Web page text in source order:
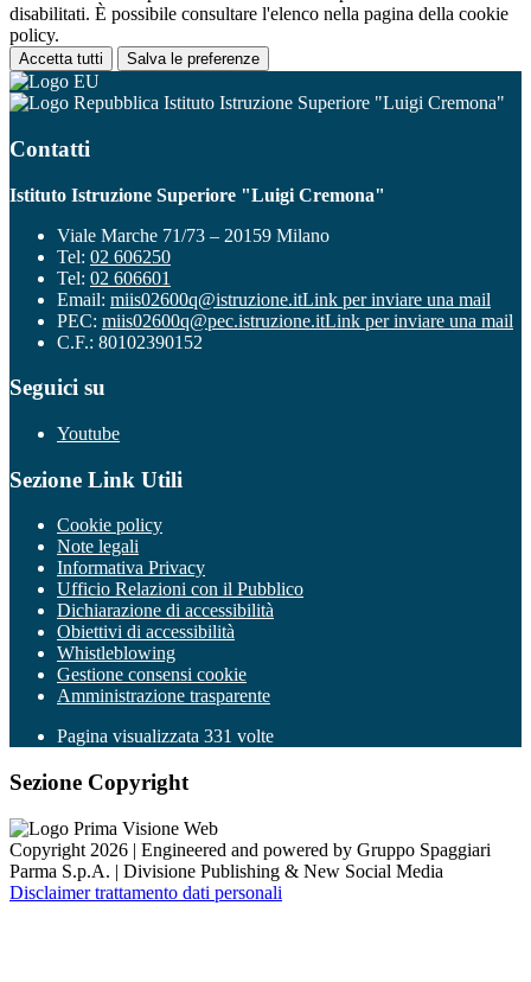
disabilitati. È possibile consultare l'elenco nella pagina della cookie
policy.
Accetta tutti Salva le preferenze
Istituto Istruzione Superiore "Luigi Cremona"
Contatti
Istituto Istruzione Superiore "Luigi Cremona"
Viale Marche 71/73 – 20159 Milano
Tel: 02 606250
Tel: 02 606601
Email: miis02600q@istruzione.itLink per inviare una mail
PEC: miis02600q@pec.istruzione.itLink per inviare una mail
C.F.: 80102390152
Seguici su
Youtube
Sezione Link Utili
Cookie policy
Note legali
Informativa Privacy
Ufficio Relazioni con il Pubblico
Dichiarazione di accessibilità
Obiettivi di accessibilità
Whistleblowing
Gestione consensi cookie
Amministrazione trasparente
Pagina visualizzata 331 volte
Sezione Copyright
Copyright 2026 | Engineered and powered by Gruppo Spaggiari
Parma S.p.A. | Divisione Publishing & New Social Media
Disclaimer trattamento dati personali